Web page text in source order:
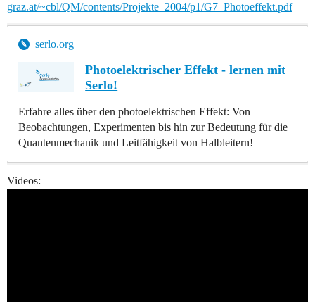
graz.at/~cbl/QM/contents/Projekte_2004/p1/G7_Photoeffekt.pdf
serlo.org
Photoelektrischer Effekt - lernen mit
Serlo!
Erfahre alles über den photoelektrischen Effekt: Von
Beobachtungen, Experimenten bis hin zur Bedeutung für die
Quantenmechanik und Leitfähigkeit von Halbleitern!
Videos: